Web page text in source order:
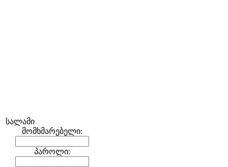
სალამი
მომხმარებელი:
პაროლი: